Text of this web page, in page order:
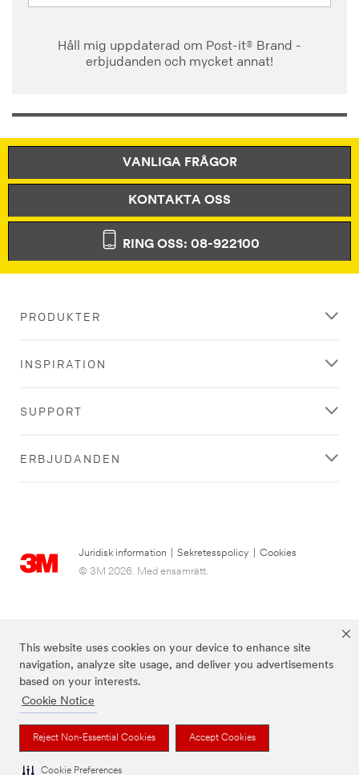
This website uses cookies on your device to enhance site
navigation, analyze site usage, and deliver you advertisements
based on your interests.
Cookie Notice
Reject Non-Essential Cookies Accept Cookies
Cookie Preferences
Håll mig uppdaterad om Post-it® Brand -
erbjudanden och mycket annat!
VANLIGA FRÅGOR
KONTAKTA OSS
RING OSS: 08-922100
PRODUKTER
INSPIRATION
SUPPORT
ERBJUDANDEN
Juridisk information Sekretesspolicy
Cookies
© 3M 2026. Med ensamrätt.
3M, Post-it® och färgen Canary Yellow™ är varumärken som tillhör 3M.